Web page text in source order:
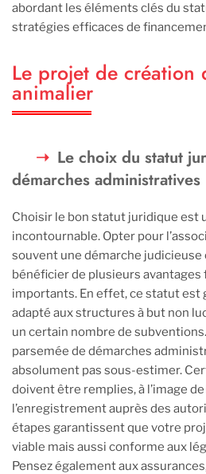
abordant les éléments clés du
stratégies efficaces de
Le projet de création
animalier
Le choix du statut
démarches administratives
Choisir le bon statut juridique est
incontournable. Opter pour
souvent une démarche judicieuse
bénéficier de plusieurs avantages
importants. En effet, ce statut est
adapté aux structures à but non
un certain nombre de
parsemée de démarches
absolument pas sous-estimer.
doivent être remplies, à l’image
l’enregistrement auprès des
étapes garantissent que votre
viable mais aussi conforme aux
Pensez également aux